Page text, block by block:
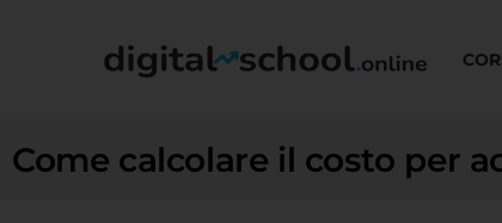
Come calcolare il costo per